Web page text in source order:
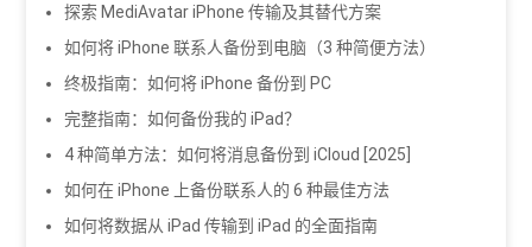
探索 MediAvatar iPhone 传输及其替代方案
如何将 iPhone 联系人备份到电脑（3 种简便方法）
终极指南：如何将 iPhone 备份到 PC
完整指南：如何备份我的 iPad？
4 种简单方法：如何将消息备份到 iCloud [2025]
如何在 iPhone 上备份联系人的 6 种最佳方法
如何将数据从 iPad 传输到 iPad 的全面指南